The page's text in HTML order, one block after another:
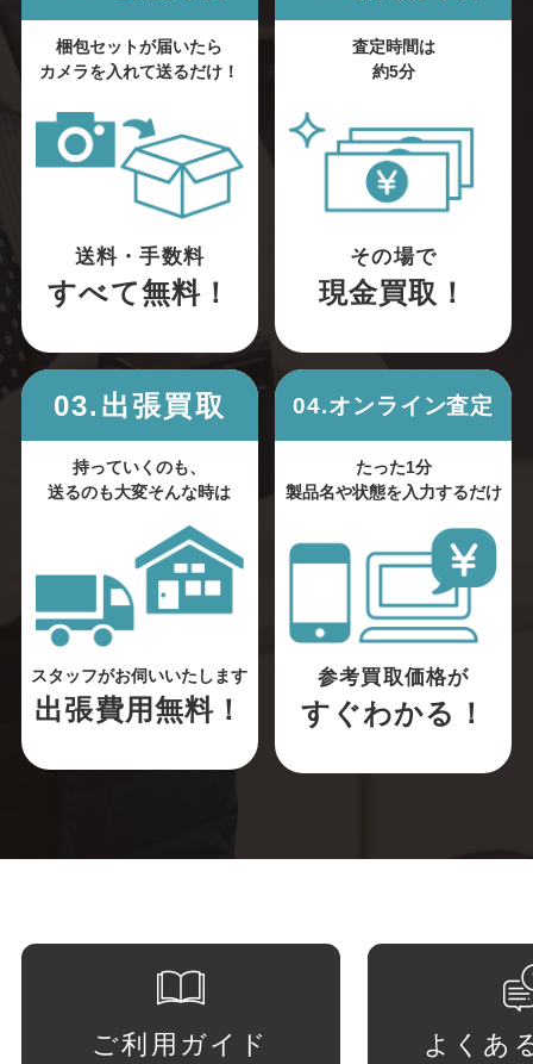
梱包セットが届いたら
カメラを入れて送るだけ！
送料・手数料
すべて無料！
査定時間は
約5分
その場で
現金買取！
03.出張買取
持っていくのも、
送るのも大変そんな時は
スタッフがお伺いいたします
出張費用無料！
04.オンライン査定
たった1分
製品名や状態を入力するだけ
参考買取価格が
すぐわかる！
ご利用ガイド よくあ